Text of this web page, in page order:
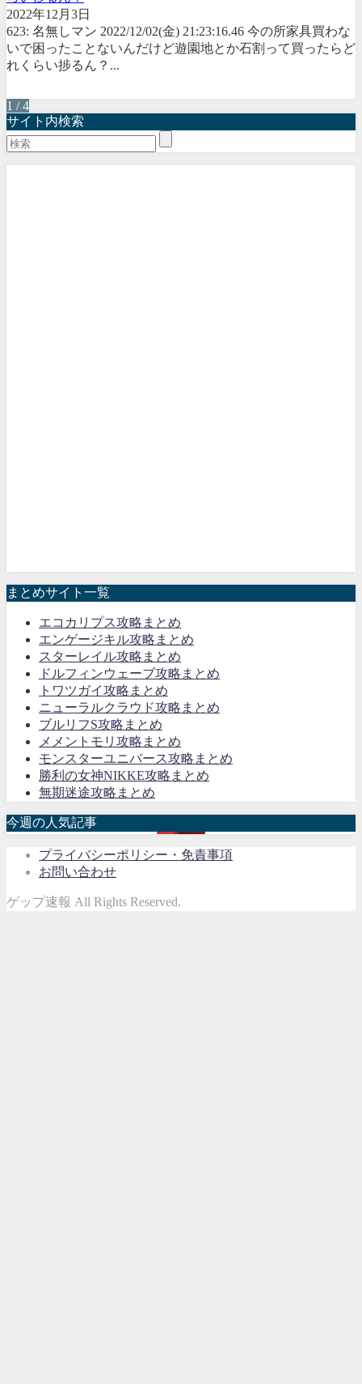
2022年12月3日
623: 名無しマン 2022/12/02(金) 21:23:16.46 今の所家具買わな
いで困ったことないんだけど遊園地とか石割って買ったらど
れくらい捗るん？...
1 / 4
サイト内検索
まとめサイト一覧
エコカリプス攻略まとめ
エンゲージキル攻略まとめ
スターレイル攻略まとめ
ドルフィンウェーブ攻略まとめ
トワツガイ攻略まとめ
ニューラルクラウド攻略まとめ
ブルリフS攻略まとめ
メメントモリ攻略まとめ
モンスターユニバース攻略まとめ
勝利の女神NIKKE攻略まとめ
無期迷途攻略まとめ
今週の人気記事
プライバシーポリシー・免責事項
お問い合わせ
ゲップ速報 All Rights Reserved.